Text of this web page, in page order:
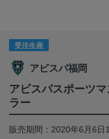
受注生産
アビスパ福岡
アビスパスポーツ
ラー
販売期間：2020年6月6